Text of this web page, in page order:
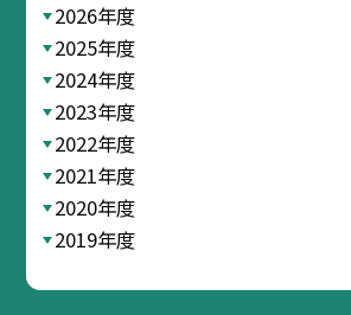
2026年度
2025年度
2024年度
2023年度
2022年度
2021年度
2020年度
2019年度